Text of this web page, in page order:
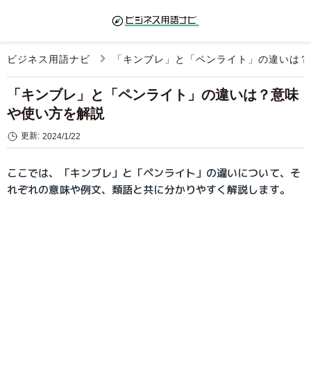
ビジネス用語ナビ 「キンブレ」と「ペンライト」の違いは
「キンブレ」と「ペンライト」の違いは？意味
や使い方を解説
更新: 2024/1/22
ここでは、「キンブレ」と「ペンライト」の違いについて、そ
れぞれの意味や例文、類語と共に分かりやすく解説します。